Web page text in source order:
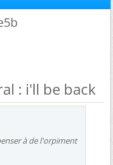
: i'll be back
à de l'orpiment